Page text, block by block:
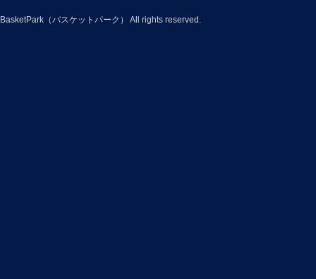
BasketPark（バスケットパーク） All rights reserved.